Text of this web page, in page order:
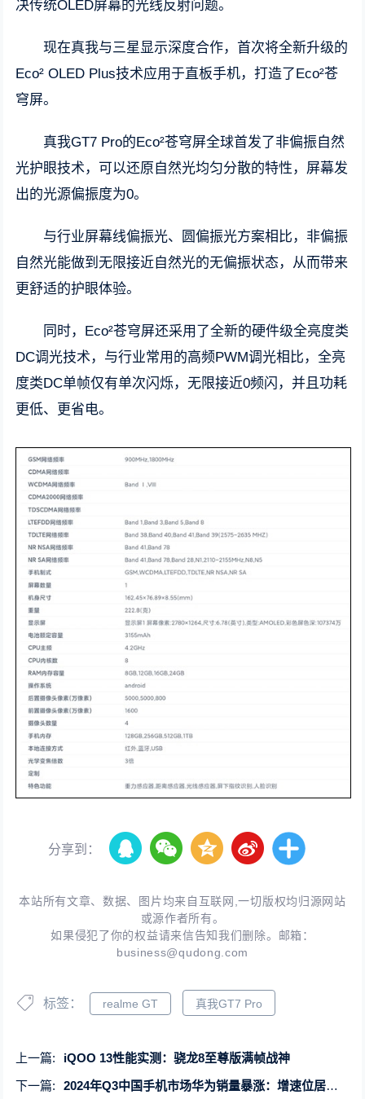
决传统OLED屏幕的光线反射问题。
现在真我与三星显示深度合作，首次将全新升级的
Eco² OLED Plus技术应用于直板手机，打造了Eco²苍
穹屏。
真我GT7 Pro的Eco²苍穹屏全球首发了非偏振自然
光护眼技术，可以还原自然光均匀分散的特性，屏幕发
出的光源偏振度为0。
与行业屏幕线偏振光、圆偏振光方案相比，非偏振
自然光能做到无限接近自然光的无偏振状态，从而带来
更舒适的护眼体验。
同时，Eco²苍穹屏还采用了全新的硬件级全亮度类
DC调光技术，与行业常用的高频PWM调光相比，全亮
度类DC单帧仅有单次闪烁，无限接近0频闪，并且功耗
更低、更省电。
分享到：
本站所有文章、数据、图片均来自互联网,一切版权均归源网站
或源作者所有。
如果侵犯了你的权益请来信告知我们删除。邮箱：
business@qudong.com
标签： realme GT 真我GT7 Pro
上一篇:
iQOO 13性能实测：骁龙8至尊版满帧战神
下一篇:
2024年Q3中国手机市场华为销量暴涨：增速位居行业第一